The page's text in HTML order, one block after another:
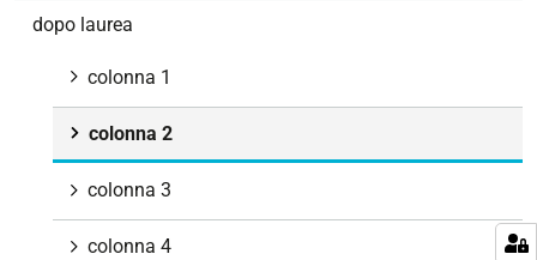
dopo laurea
colonna 1
colonna 2
colonna 3
colonna 4